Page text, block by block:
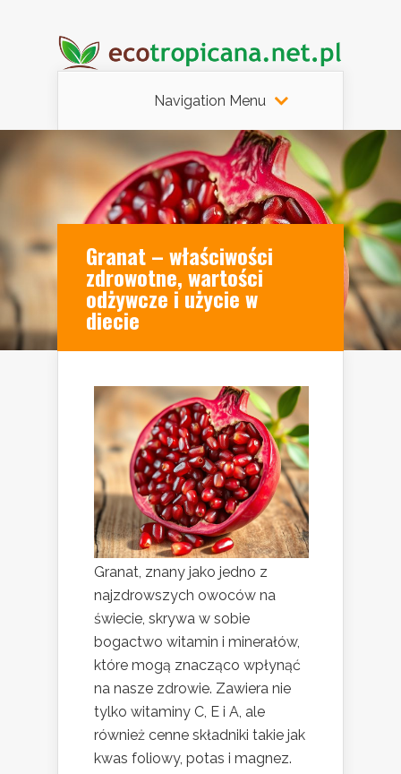
Navigation Menu
Granat – właściwości
zdrowotne, wartości
odżywcze i użycie w
diecie
Granat, znany jako jedno z
najzdrowszych owoców na
świecie, skrywa w sobie
bogactwo witamin i minerałów,
które mogą znacząco wpłynąć
na nasze zdrowie. Zawiera nie
tylko witaminy C, E i A, ale
również cenne składniki takie jak
kwas foliowy, potas i magnez.